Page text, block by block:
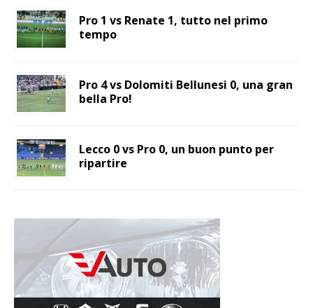
Pro 1 vs Renate 1, tutto nel primo
tempo
Pro 4 vs Dolomiti Bellunesi 0, una gran
bella Pro!
Lecco 0 vs Pro 0, un buon punto per
ripartire